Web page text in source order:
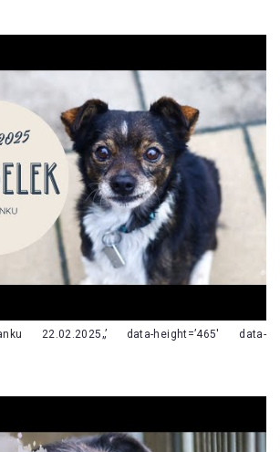
22.02.2025„’ data-height=’465′ data-